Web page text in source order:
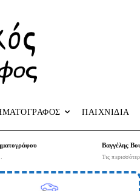
ΠΑΙΧΝΙΔΙΑ
Βαγγέλης
Τις